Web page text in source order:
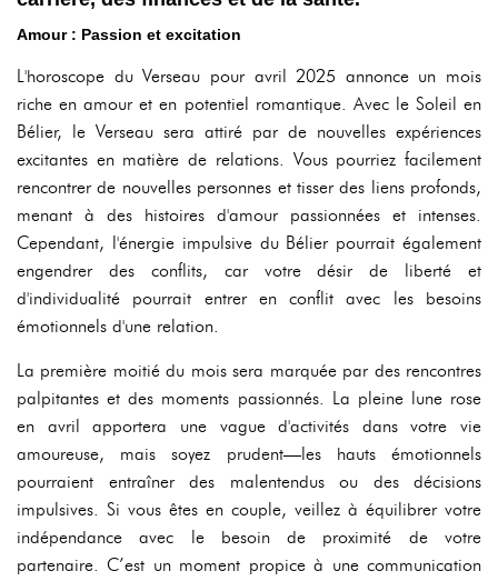
Amour : Passion et excitation
L'horoscope du Verseau pour avril 2025 annonce un mois
riche en amour et en potentiel romantique. Avec le Soleil en
Bélier, le Verseau sera attiré par de nouvelles expériences
excitantes en matière de relations. Vous pourriez facilement
rencontrer de nouvelles personnes et tisser des liens profonds,
menant à des histoires d'amour passionnées et intenses.
Cependant, l'énergie impulsive du Bélier pourrait également
engendrer des conflits, car votre désir de liberté et
d'individualité pourrait entrer en conflit avec les besoins
émotionnels d'une relation.
La première moitié du mois sera marquée par des rencontres
palpitantes et des moments passionnés. La pleine lune rose
en avril apportera une vague d'activités dans votre vie
amoureuse, mais soyez prudent—les hauts émotionnels
pourraient entraîner des malentendus ou des décisions
impulsives. Si vous êtes en couple, veillez à équilibrer votre
indépendance avec le besoin de proximité de votre
partenaire. C’est un moment propice à une communication